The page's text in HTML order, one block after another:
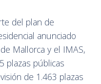
del plan de
anunciado
Mallorca y el IMAS,
plazas públicas
de 1.463 plazas